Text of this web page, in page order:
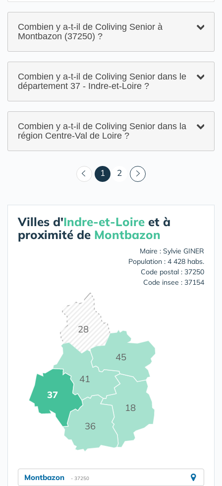
Combien y a-t-il de Coliving Senior à
Montbazon (37250) ?
Combien y a-t-il de Coliving Senior dans le
département 37 - Indre-et-Loire ?
Combien y a-t-il de Coliving Senior dans la
région Centre-Val de Loire ?
1 (courant)
2
Villes d'Indre-et-Loire et à
proximité de Montbazon
Maire : Sylvie GINER
Population : 4 428 habs.
Code postal : 37250
Code insee : 37154
18
28
36
37
41
45
Montbazon - 37250